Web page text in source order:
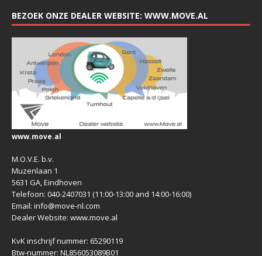
BEZOEK ONZE DEALER WEBSITE: WWW.MOVE.AL
www.move.al
M.O.V.E. b.v.
Muzenlaan 1
5631 GA, Eindhoven
Telefoon: 040-2407031 (11:00-13:00 and 14:00-16:00)
Email: info@move-nl.com
Dealer Website: www.move.al
KvK inschrijf nummer: 65290119
Btw-nummer: NL856053089B01